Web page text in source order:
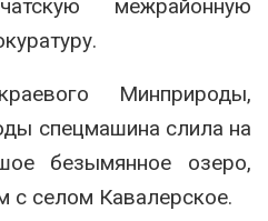
межрайонную
Минприроды,
спецмашина слила на
безымянное озеро,
с селом Кавалерское.